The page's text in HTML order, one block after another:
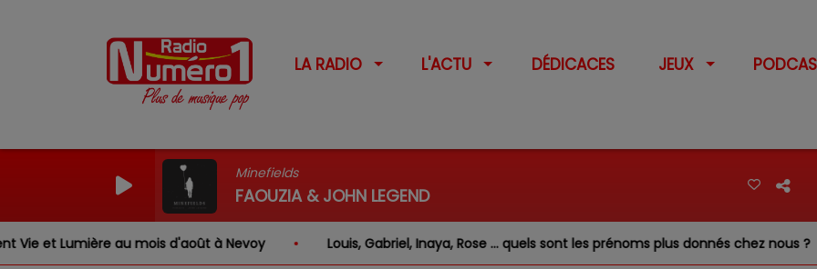
LA RADIO L'ACTU DÉDICACES JEUX
Minefields
FAOUZIA & JOHN LEGEND
au mois d'août à Nevoy Louis, Gabriel, Inaya, Rose … quels sont les prénoms plus donnés chez nous ? Feux